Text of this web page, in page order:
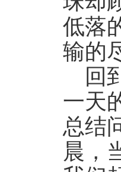
低落
输的
回
一天
总结
晨，